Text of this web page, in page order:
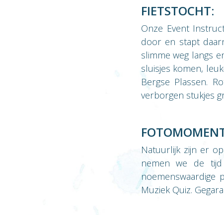
FIETSTOCHT:
Onze Event
door en stapt
slimme weg langs
sluisjes komen,
Bergse Plassen.
verborgen stukjes
Natuurlijk zijn er
nemen we de
noemenswaardige
Muziek Quiz.